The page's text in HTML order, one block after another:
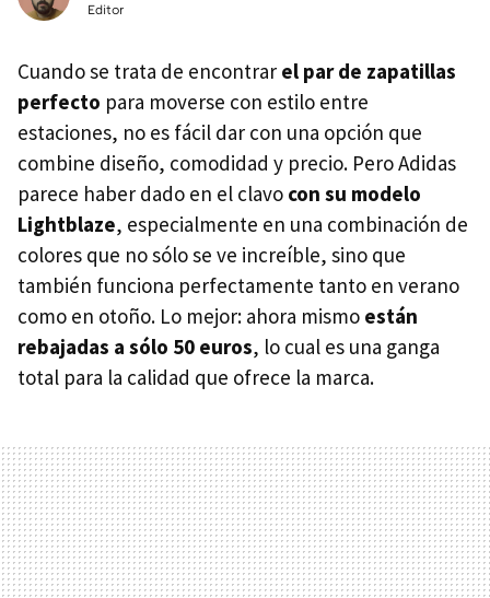
Editor
Cuando se trata de encontrar el par de zapatillas
perfecto para moverse con estilo entre
estaciones, no es fácil dar con una opción que
combine diseño, comodidad y precio. Pero Adidas
parece haber dado en el clavo con su modelo
Lightblaze, especialmente en una combinación de
colores que no sólo se ve increíble, sino que
también funciona perfectamente tanto en verano
como en otoño. Lo mejor: ahora mismo están
rebajadas a sólo 50 euros, lo cual es una ganga
total para la calidad que ofrece la marca.